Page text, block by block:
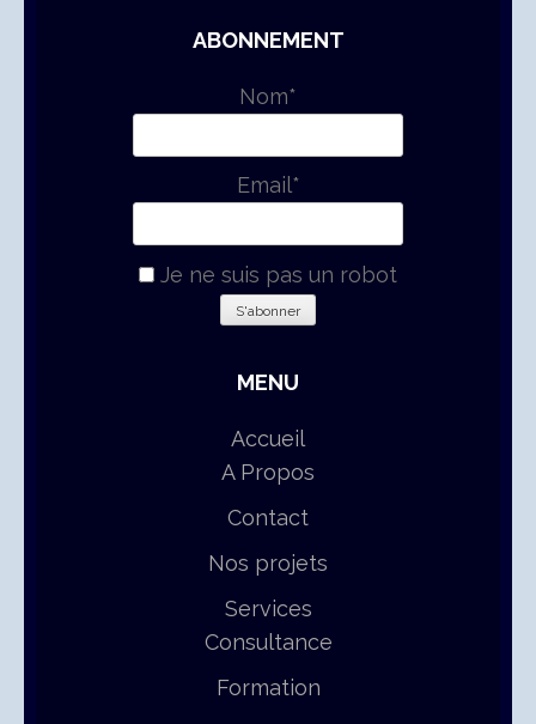
ABONNEMENT
Nom*
Email*
Je ne suis pas un robot
MENU
Accueil
A Propos
Contact
Nos projets
Services
Consultance
Formation